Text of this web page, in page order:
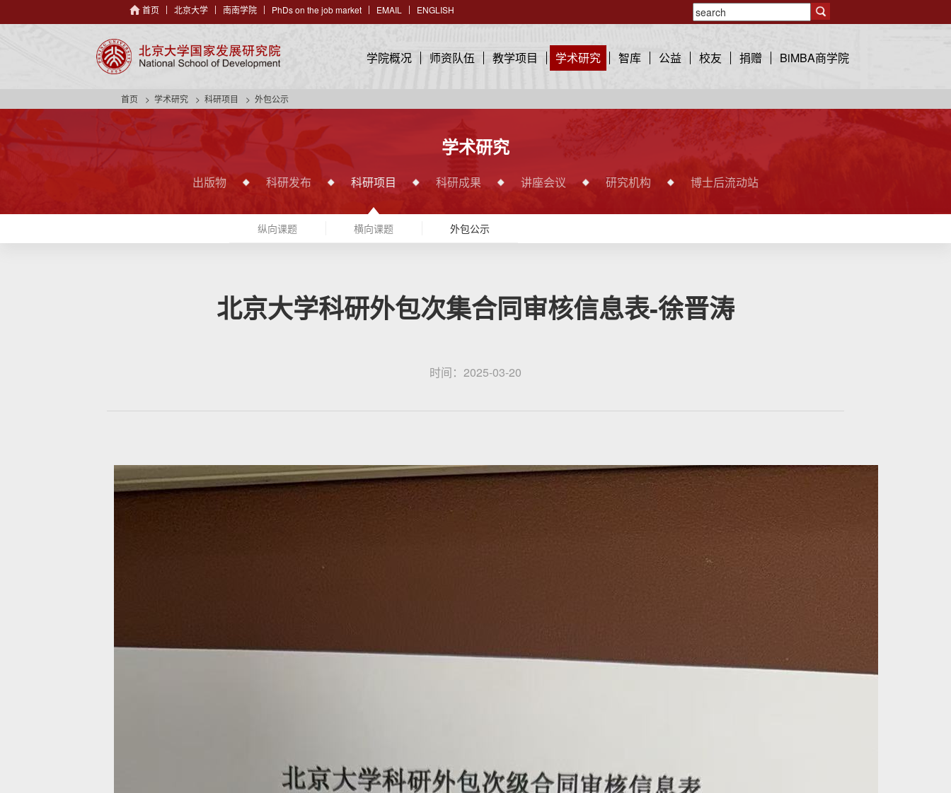
首页 北京大学 南南学院 PhDs on the job market EMAIL ENGLISH
学院概况 师资队伍 教学项目 学术研究 智库 公益 校友 捐赠 BiMBA商学院
首页 学术研究 科研项目 外包公示
学术研究
出版物 科研发布 科研项目 科研成果 讲座会议 研究机构 博士后流动站
纵向课题 横向课题 外包公示
北京大学科研外包次集合同审核信息表-徐晋涛
时间：2025-03-20